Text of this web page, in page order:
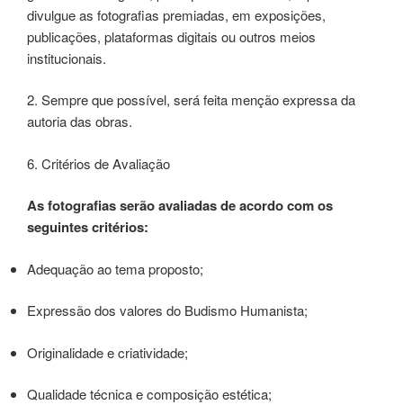
divulgue as fotografias premiadas, em exposições,
publicações, plataformas digitais ou outros meios
institucionais.
2. Sempre que possível, será feita menção expressa da
autoria das obras.
6. Critérios de Avaliação
As fotografias serão avaliadas de acordo com os
seguintes critérios:
Adequação ao tema proposto;
Expressão dos valores do Budismo Humanista;
Originalidade e criatividade;
Qualidade técnica e composição estética;